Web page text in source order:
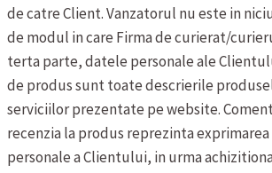
de catre Client. Vanzatorul nu este in
de modul in care Firma de curierat/
terta parte, datele personale ale
de produs sunt toate descrierile
serviciilor prezentate pe website.
recenzia la produs reprezinta
personale a Clientului, in urma